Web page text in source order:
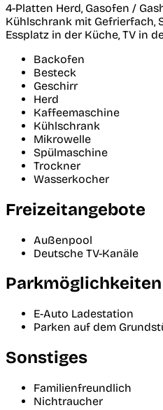
4-Platten Herd, Gasofen /
Kühlschrank mit Gefrierfach,
Essplatz in der Küche, TV in
Backofen
Besteck
Geschirr
Herd
Kaffeemaschine
Kühlschrank
Mikrowelle
Spülmaschine
Trockner
Wasserkocher
Freizeitangebote
Außenpool
Deutsche TV-Kanäle
Parkmöglichkeiten
E-Auto Ladestation
Parken auf dem
Sonstiges
Familienfreundlich
Nichtraucher